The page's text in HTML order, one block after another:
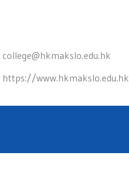
college@hkmakslo.edu.hk
https://www.hkmakslo.edu.hk